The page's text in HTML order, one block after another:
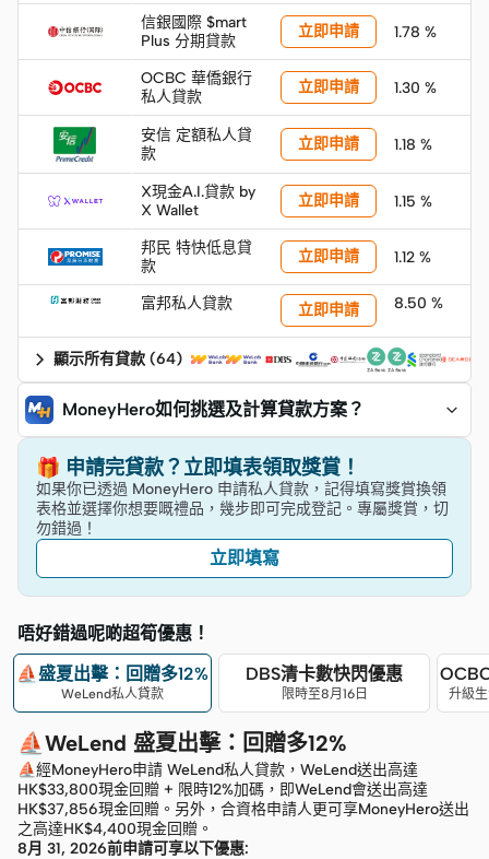
信銀國際 $mart
Plus 分期貸款
立即申請 1.78 %
OCBC 華僑銀行
私人貸款
立即申請 1.30 %
安信 定額私人貸
款
立即申請 1.18 %
X現金A.I.貸款 by
X Wallet
立即申請 1.15 %
邦民 特快低息貸
款
立即申請 1.12 %
富邦私人貸款 立即申請 8.50 %
顯示所有貸款 (64)
MoneyHero如何挑選及計算貸款方案？
🎁 申請完貸款？立即填表領取獎賞！
如果你已透過 MoneyHero 申請私人貸款，記得填寫獎賞換領
表格並選擇你想要嘅禮品，幾步即可完成登記。專屬獎賞，切
勿錯過！
立即填寫
唔好錯過呢啲超筍優惠！
⛵盛夏出擊：回贈多12%
WeLend私人貸款
DBS清卡數快閃優惠
限時至8月16日 升級
⛵WeLend 盛夏出擊：回贈多12%
⛵經MoneyHero申請 WeLend私人貸款，WeLend送出高達
HK$33,800現金回贈 + 限時12%加碼，即WeLend會送出高達
HK$37,856現金回贈。另外，合資格申請人更可享MoneyHero送出
之高達HK$4,400現金回贈。
8月 31, 2026前申請可享以下優惠: